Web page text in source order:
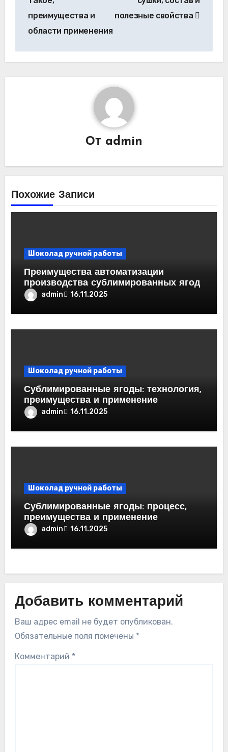
преимущества и
области применения
полезные свойства
От admin
Похожие Записи
Шоколад ручной работы
Преимущества автоматизации
производства сублимированных ягод
admin 16.11.2025
Шоколад ручной работы
Сублимированные ягоды: технология,
преимущества и применение
admin 16.11.2025
Шоколад ручной работы
Сублимированные ягоды: процесс,
преимущества и применение
admin 16.11.2025
Добавить комментарий
Ваш адрес email не будет опубликован.
Обязательные поля помечены *
Комментарий *